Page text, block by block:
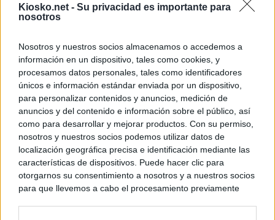
Kiosko.net - Su privacidad es importante para
nosotros
Nosotros y nuestros socios almacenamos o accedemos a
información en un dispositivo, tales como cookies, y
procesamos datos personales, tales como identificadores
únicos e información estándar enviada por un dispositivo,
para personalizar contenidos y anuncios, medición de
anuncios y del contenido e información sobre el público, así
como para desarrollar y mejorar productos. Con su permiso,
nosotros y nuestros socios podemos utilizar datos de
localización geográfica precisa e identificación mediante las
características de dispositivos. Puede hacer clic para
otorgarnos su consentimiento a nosotros y a nuestros socios
para que llevemos a cabo el procesamiento previamente